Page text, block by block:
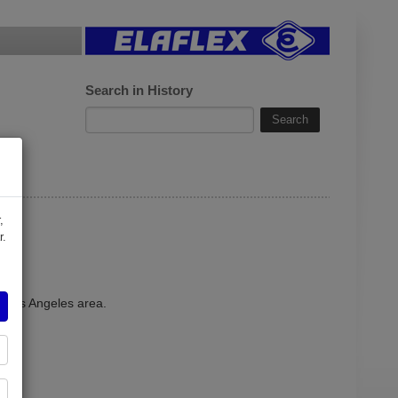
Search in History
Angeles area.